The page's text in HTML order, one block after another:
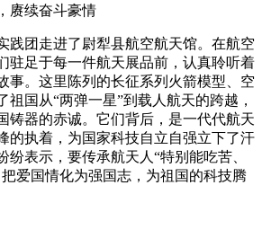
赓续奋斗豪情
践团走进了尉犁县航空航天馆。在航空
驻足于每一件航天展品前，认真聆听着
事。这里陈列的长征系列火箭模型、空
祖国从“两弹一星”到载人航天的跨越，
铸器的赤诚。它们背后，是一代代航天
的执着，为国家科技自立自强立下了汗
纷表示，要传承航天人“特别能吃苦、
爱国情化为强国志，为祖国的科技腾